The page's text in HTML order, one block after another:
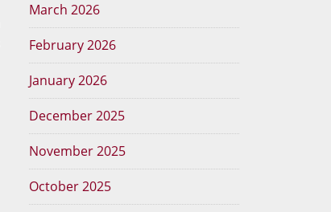
March 2026
February 2026
January 2026
December 2025
November 2025
October 2025